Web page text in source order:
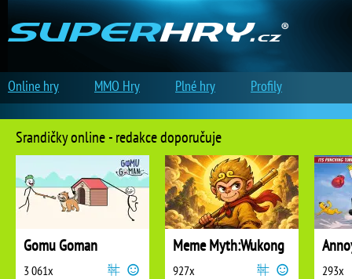
Srandičky online - redakce doporučuje
Gomu Goman
3 061x
Meme Myth:Wukong
927x 293x
Online hry MMO Hry Plné hry Profily